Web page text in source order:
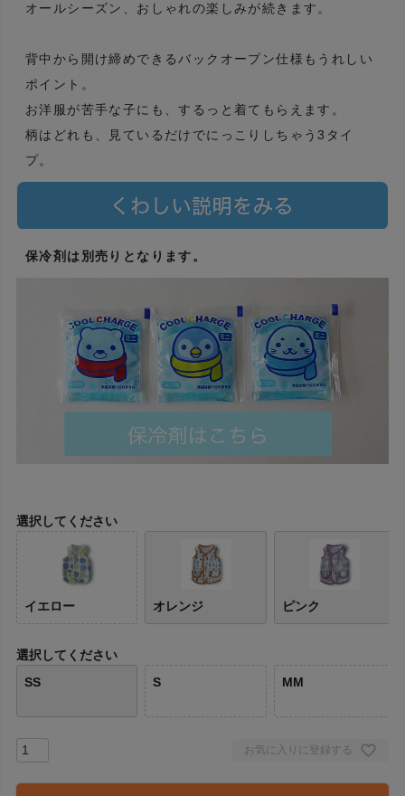
オールシーズン、おしゃれの楽しみが続きます。
背中から開け締めできるバックオープン仕様もうれしい
ポイント。
お洋服が苦手な子にも、するっと着てもらえます。
柄はどれも、見ているだけでにっこりしちゃう3タイ
プ。
保冷剤は別売りとなります。
選択してください
イエロー オレンジ ピンク
選択してください
SS
S MM
お気に入りに登録する